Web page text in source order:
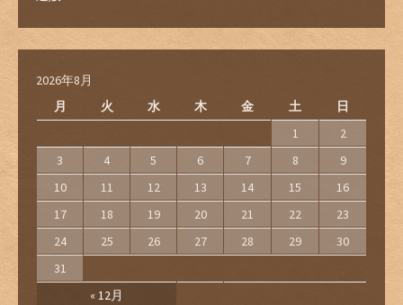
2026年8月
月
火 水 木 金 土 日
« 12月
1
2
3
4 5 6 7 8
9
10
11 12 13 14 15
16
17
18 19 20 21 22
23
24
25 26 27 28 29
30
31